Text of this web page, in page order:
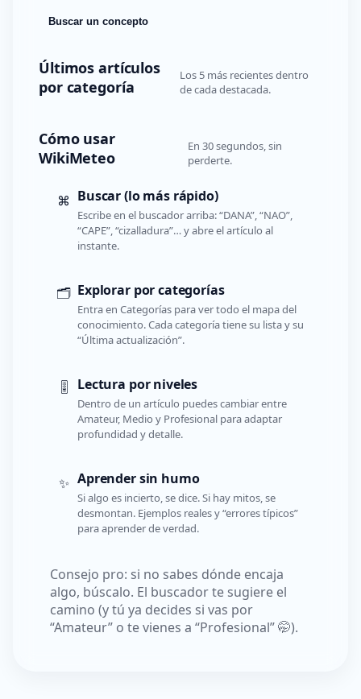
Buscar un concepto
Últimos artículos
por categoría
Los 5 más recientes dentro
de cada destacada.
Cómo usar
WikiMeteo
En 30 segundos, sin
perderte.
⌘ Buscar (lo más rápido)
Escribe en el buscador arriba: “DANA”, “NAO”,
“CAPE”, “cizalladura”… y abre el artículo al
instante.
🗂️ Explorar por categorías
Entra en Categorías para ver todo el mapa del
conocimiento. Cada categoría tiene su lista y su
“Última actualización”.
🎚️ Lectura por niveles
Dentro de un artículo puedes cambiar entre
Amateur, Medio y Profesional para adaptar
profundidad y detalle.
✨ Aprender sin humo
Si algo es incierto, se dice. Si hay mitos, se
desmontan. Ejemplos reales y “errores típicos”
para aprender de verdad.
Consejo pro: si no sabes dónde encaja
algo, búscalo. El buscador te sugiere el
camino (y tú ya decides si vas por
“Amateur” o te vienes a “Profesional” 🤭).